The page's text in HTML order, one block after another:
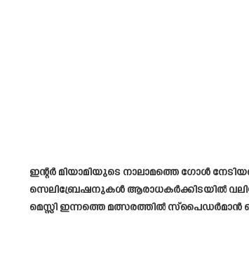
ഇന്റർ മിയാമിയുടെ നാലാമത്തെ ഗോൾ
സെലിബ്രേഷനുകൾ ആരാധകർക്കിടയിൽ
മെസ്സി ഇന്നത്തെ മത്സരത്തിൽ